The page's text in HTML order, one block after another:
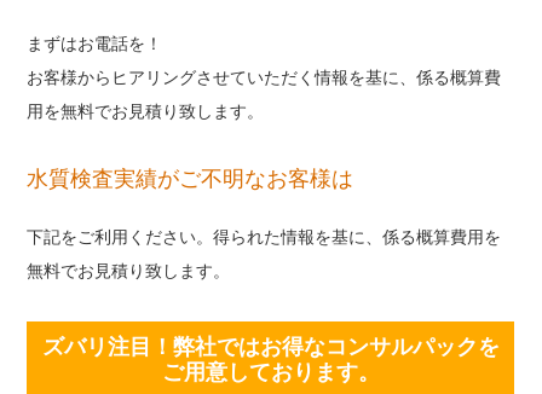
まずはお電話を！
お客様からヒアリングさせていただく情報を基に、係る概算費
用を無料でお見積り致します。
水質検査実績がご不明なお客様は
下記をご利用ください。得られた情報を基に、係る概算費用を
無料でお見積り致します。
ズバリ注目！弊社ではお得なコンサルパックを
ご用意しております。